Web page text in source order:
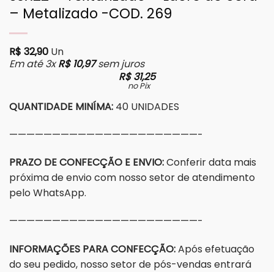
– Metalizado -COD. 269
R$ 32,90 Un
Em até 3xR$10,97sem juros
R$31,25
no Pix
QUANTIDADE MINÍMA: 40 UNIDADES
——————————————————————-
PRAZO DE CONFECÇÃO E ENVIO:Conferir data mais
próxima de envio com nosso setor de atendimento
pelo WhatsApp.
——————————————————————-
INFORMAÇÕES PARA CONFECÇÃO:Após efetuação
do seu pedido, nosso setor de pós-vendas entrará